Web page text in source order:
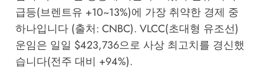
급등(브렌트유 +10~13%)에 가장 취약한 경제 중
하나입니다 (출처: CNBC). VLCC(초대형 유조선)
운임은 일일 $423,736으로 사상 최고치를 경신했
습니다(전주 대비 +94%).